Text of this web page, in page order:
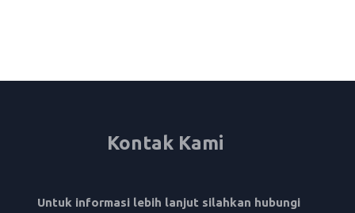
Kontak Kami
Untuk informasi lebih lanjut silahkan hubungi